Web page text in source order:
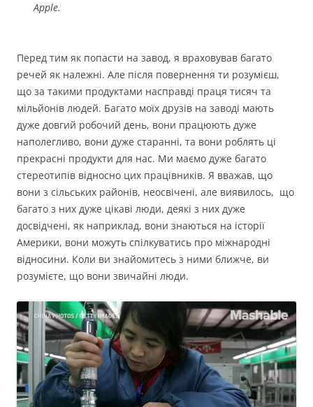
Apple.
Перед тим як попасти на завод, я враховував багато
речей як належні. Але після повернення ти розумієш,
що за такими продуктами насправді праця тисяч та
мільйонів людей. Багато моїх друзів на заводі мають
дуже довгий робочий день, вони працюють дуже
наполегливо, вони дуже старанні, та вони роблять ці
прекрасні продукти для нас. Ми маємо дуже багато
стереотипів відносно цих працівників. Я вважав, що
вони з сільських районів, неосвічені, але виявилось, що
багато з них дуже цікаві люди, деякі з них дуже
досвідчені, як наприклад, вони знаються на історії
Америки, вони можуть спілкуватись про міжнародні
відносини. Коли ви знайомитесь з ними ближче, ви
розумієте, що вони звичайні люди.